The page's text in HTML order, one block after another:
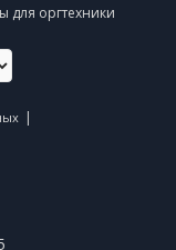
для оргтехники
|